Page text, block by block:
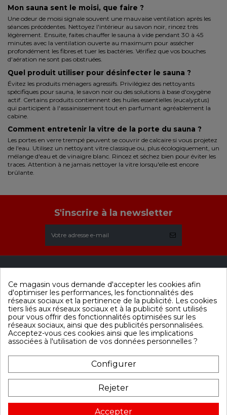
Mon sauna sent le moisi, que faire ?
Une odeur de moisi signale souvent une mauvaise ventilation après les
séances précédentes. Nettoyez l'intérieur au savon noir, rincez très
légèrement. Ensuite, faites chauffer le sauna à vide pendant 30 à 45
minutes avec la ventilation ouverte au maximum pour assécher
profondément les fibres et tuer les bactéries. Vérifiez que vos bouches
d'aération ne sont pas obstruées.
Quel produit utiliser pour désinfecter le sauna ?
Évitez les produits ménagers agressifs. Privilégiez des nettoyants
spécifiques pour sauna, le savon noir ou des solutions à base d'oxygène
actif. Certains produits contiennent des huiles essentielles (eucalyptus)
qui participent à l'assainissement tout en parfumant agréablement la
cabine.
Comment entretenir la vitre de la porte du sauna ?
Les portes en verre trempé peuvent se couvrir de calcaire si vous projetez
de l'eau. Utilisez un nettoyant vitre classique ou, plus écologiquement, un
mélange d'eau et de vinaigre blanc. Rincez et séchez bien pour éviter les
traces. Attention à ne jamais nettoyer la vitre lorsqu'elle est encore
brûlante.
S'inscrire à la newsletter
Menu
Contactez-nous
Mon compte
Mentions légales
Conditions
générales de vente
Categories
Sauna traditionnel
Sauna infrarouge
Promotions
Contactez-
nous
Ligne Spa
18 Route de Loire,
49440 Candé
FRANCE
02.41.92.96.45
Note Google :
Ce magasin vous demande d'accepter les cookies afin
d'optimiser les performances, les fonctionnalités des
réseaux sociaux et la pertinence de la publicité. Les cookies
tiers liés aux réseaux sociaux et à la publicité sont utilisés
pour vous offrir des fonctionnalités optimisées sur les
réseaux sociaux, ainsi que des publicités personnalisées.
Acceptez-vous ces cookies ainsi que les implications
associées à l'utilisation de vos données personnelles ?
Configurer
Rejeter
Accepter